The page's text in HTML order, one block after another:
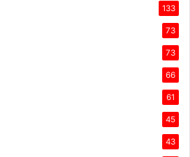
133
73
73
66
61
45
43